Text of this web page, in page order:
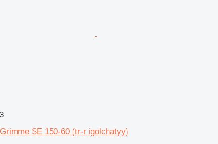
3
Grimme SE 150-60 (tr-r igolchatyy)